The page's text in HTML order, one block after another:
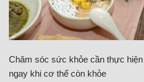
Chăm sóc sức khỏe cần thực hiện
ngay khi cơ thể còn khỏe